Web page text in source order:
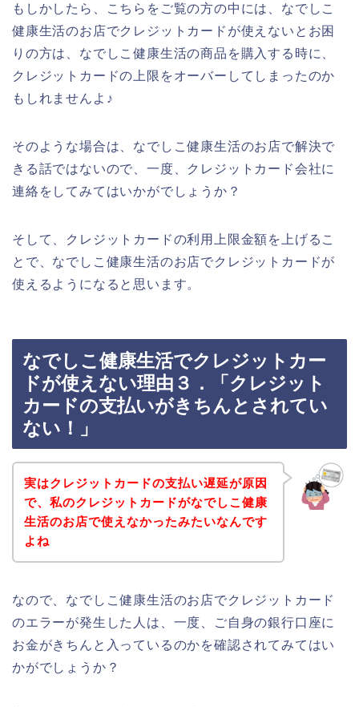
もしかしたら、こちらをご覧の方の中には、なでしこ
健康生活のお店でクレジットカードが使えないとお困
りの方は、なでしこ健康生活の商品を購入する時に、
クレジットカードの上限をオーバーしてしまったのか
もしれませんよ♪
そのような場合は、なでしこ健康生活のお店で解決で
きる話ではないので、一度、クレジットカード会社に
連絡をしてみてはいかがでしょうか？
そして、クレジットカードの利用上限金額を上げるこ
とで、なでしこ健康生活のお店でクレジットカードが
使えるようになると思います。
なでしこ健康生活でクレジットカー
ドが使えない理由３．「クレジット
カードの支払いがきちんとされてい
ない！」
実はクレジットカードの支払い遅延が原因
で、私のクレジットカードがなでしこ健康
生活のお店で使えなかったみたいなんです
よね
なので、なでしこ健康生活のお店でクレジットカード
のエラーが発生した人は、一度、ご自身の銀行口座に
お金がきちんと入っているのかを確認されてみてはい
かがでしょうか？